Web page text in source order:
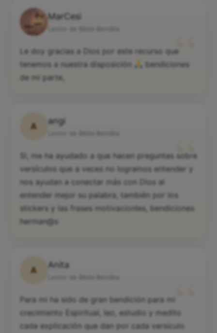
MarCesi
“
Le doy gracias a Dios por este recurso que
tenemos a nuestra disposición
bendiciones
de mi parte,
A
angi
“
Si, me ha ayudado a que hacen preguntas sobre
versículos que a veces no logramos entender y
nos ayudan a conectar más con Dios al
entender mejor su palabra, también por los
stickers y las frases motivacionles, bendiciones
herman@s
A
Anita
“
Para mi ha sido de gran bendición para mi
crecimiento Espiritual, leo, estudio y medito
cada explicación que dan por cada versículo